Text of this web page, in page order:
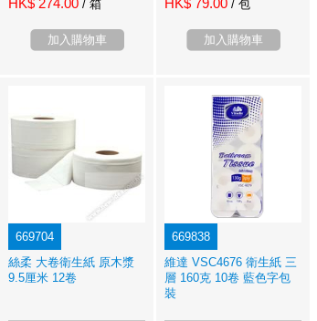
HK$ 274.00 / 箱
加入購物車
HK$ 79.00 / 包
加入購物車
669704
絲柔 大卷衛生紙 原木漿
9.5厘米 12卷
669838
維達 VSC4676 衛生紙 三
層 160克 10卷 藍色字包
裝